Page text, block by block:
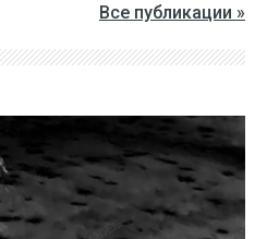
Все публикации »